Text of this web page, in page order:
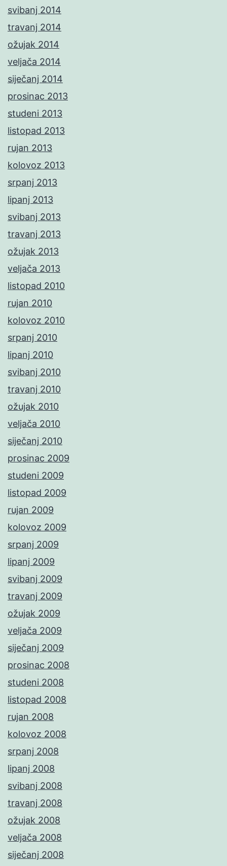
svibanj 2014
travanj 2014
ožujak 2014
veljača 2014
siječanj 2014
prosinac 2013
studeni 2013
listopad 2013
rujan 2013
kolovoz 2013
srpanj 2013
lipanj 2013
svibanj 2013
travanj 2013
ožujak 2013
veljača 2013
listopad 2010
rujan 2010
kolovoz 2010
srpanj 2010
lipanj 2010
svibanj 2010
travanj 2010
ožujak 2010
veljača 2010
siječanj 2010
prosinac 2009
studeni 2009
listopad 2009
rujan 2009
kolovoz 2009
srpanj 2009
lipanj 2009
svibanj 2009
travanj 2009
ožujak 2009
veljača 2009
siječanj 2009
prosinac 2008
studeni 2008
listopad 2008
rujan 2008
kolovoz 2008
srpanj 2008
lipanj 2008
svibanj 2008
travanj 2008
ožujak 2008
veljača 2008
siječanj 2008